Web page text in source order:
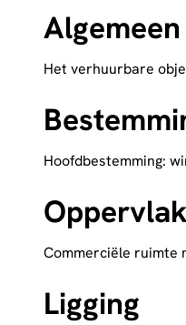
Algemeen
Het verhuurbare
Hoofdbestemming:
Commerciële ruimte
Ligging